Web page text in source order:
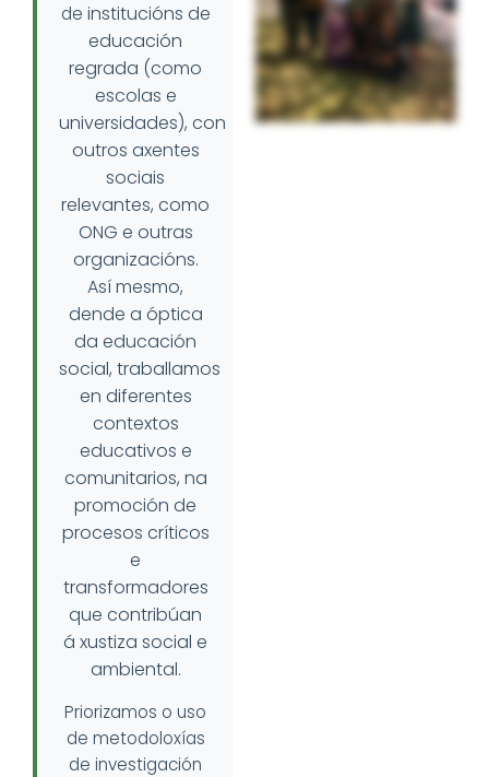
de institucións de
educación
regrada (como
escolas e
universidades), con
outros axentes
sociais
relevantes, como
ONG e outras
organizacións.
Así mesmo,
dende a óptica
da educación
social, traballamos
en diferentes
contextos
educativos e
comunitarios, na
promoción de
procesos críticos
e
transformadores
que contribúan
á xustiza social e
ambiental.
Priorizamos o uso
de metodoloxías
de investigación